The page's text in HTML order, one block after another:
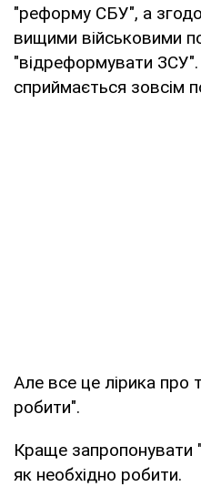
"реформу СБУ", а
вищими військовими
"відреформувати ЗСУ".
сприймається зовсім
Але все це лірика про
робити".
Краще
як необхідно робити.